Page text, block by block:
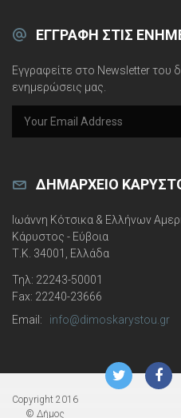
ΕΓΓΡΑΦΉ ΣΤΙΣ
Εγγραφείτε στο Newsletter του
ενημερώσεις μας.
ΔΗΜΑΡΧΕΊΟ
Ιωάννη Κότσικα & Ελλήνων
Κάρυστος - Εύβοια
Τ.Κ. 34001, Ελλάδα
Τηλ: 22243-50001
Fax: 22240-23666
Email:
info@dimoskarystou.gr
l
l
Copyright 2016
© Δήμος